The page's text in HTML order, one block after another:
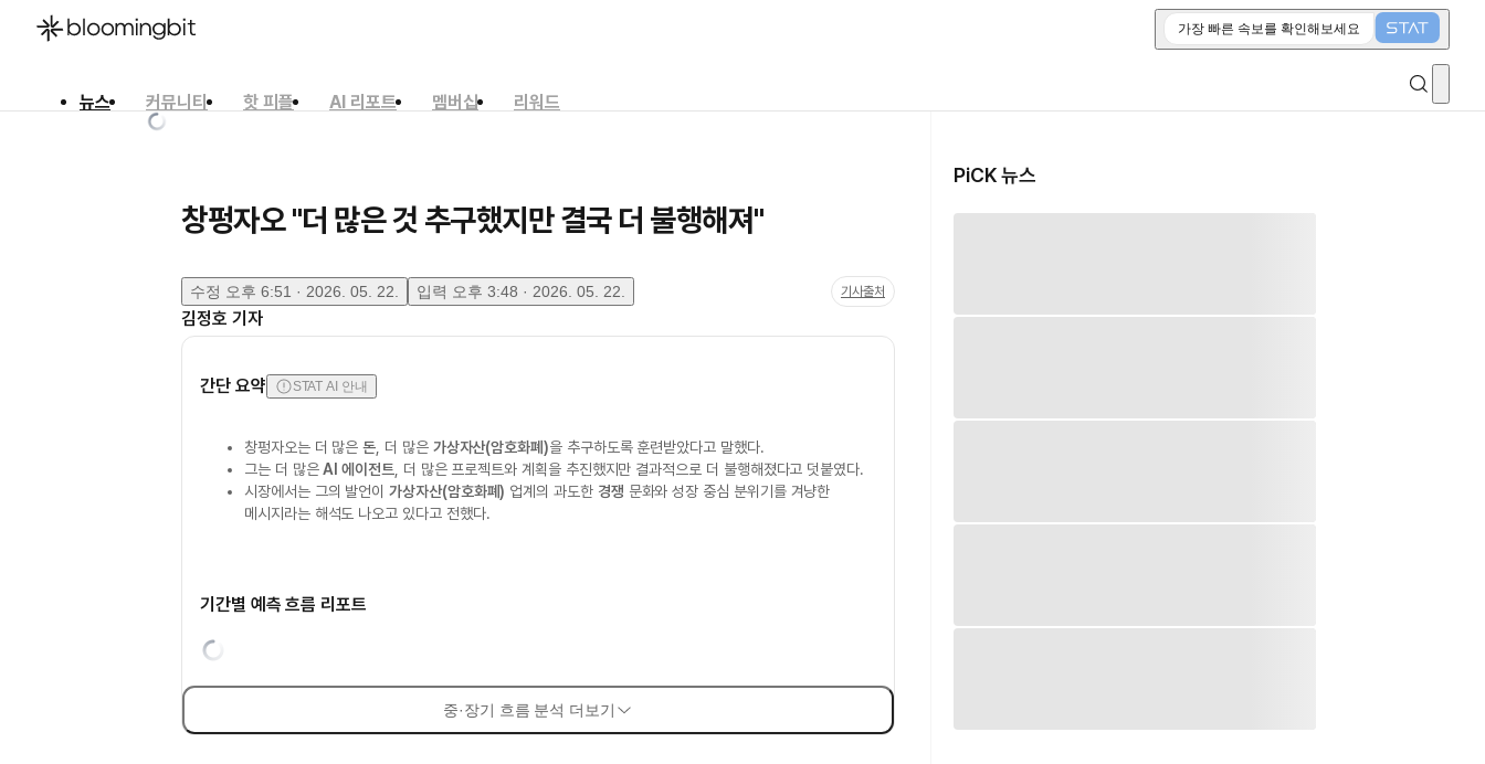
가장 빠른 속보를 확인해보세요
뉴스 커뮤니티 핫 피플 AI 리포트 멤버십
리워드
창펑자오 "더 많은 것 추구했지만 결국 더 불행해져"
수정 오후 6:51 · 2026. 05. 22. 입력 오후 3:48 · 2026. 05. 22. 기사출처
김정호 기자
간단 요약 STAT AI 안내
창펑자오는 더 많은돈 , 더 많은 가상자산(암호화폐)을 추구하도록 훈련받았다고 말했다.
그는 더 많은AI 에이전트, 더 많은 프로젝트와 계획을 추진했지만 결과적으로 더 불행해졌다고 덧붙였다.
시장에서는 그의 발언이가상자산(암호화폐) 업계의 과도한 경쟁 문화와 성장 중심 분위기를 겨냥한
메시지라는 해석도 나오고 있다고 전했다.
기간별 예측 흐름 리포트
중·장기 흐름 분석 더보기
PiCK 뉴스